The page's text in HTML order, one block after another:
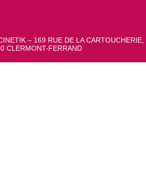
– 169 RUE DE LA CARTOUCHERIE,
CLERMONT-FERRAND